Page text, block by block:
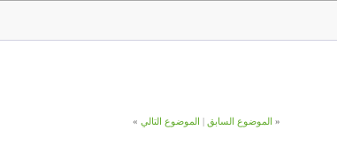
« الموضوع السابق | الموضوع التالي »